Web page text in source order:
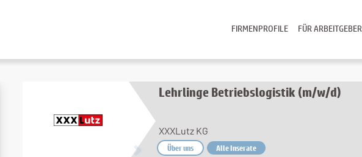
FÜR ARBEITGEBER
FIRMENPROFILE
Lehrlinge Betriebslogistik (m/w/d)
XXXLutz KG
Über uns Alle Inserate